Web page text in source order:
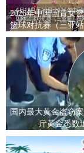
2026年中国国青女
篮球对抗赛（三亚
国内最大黄金盗窃
斤黄金悉数